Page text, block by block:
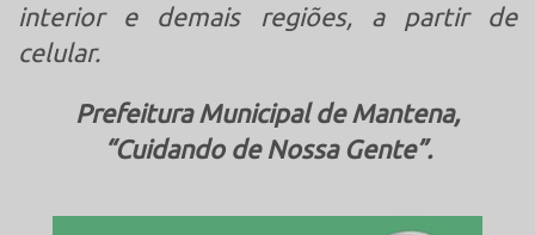
interior e demais regiões, a partir de
celular.
Prefeitura Municipal de Mantena,
“Cuidando de Nossa Gente”.